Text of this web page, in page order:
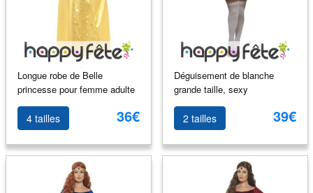
Longue robe de Belle
princesse pour femme adulte
4 tailles 36€
Déguisement de blanche
grande taille, sexy
2 tailles 39€